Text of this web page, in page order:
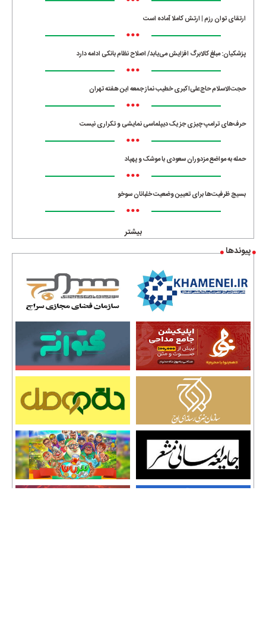
ارتقای توان رزم | ارتش کاملا آماده است
•••
پزشکیان: مبلغ کالابرگ افزایش می‌یابد/ اصلاح نظام بانکی ادامه دارد
•••
حجت‌الاسلام حاج‌علی‌اکبری خطیب نماز جمعه این هفته تهران
•••
حرف‌های ترامپ چیزی جز یک دیپلماسی نمایشی و تکراری نیست
•••
حمله به مواضع مزدوران سعودی با موشک و پهپاد
•••
بسیج ظرفیت‌ها برای تعیین وضعیت خلبانان سوخو
•••
بیشتر
پیوندها